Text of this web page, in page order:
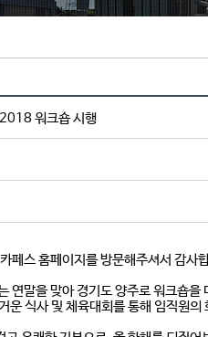
워크숍 시행
페스 홈페이지를 방문해주셔서 감사
말을 맞아 경기도 양주로 워크숍을
운 식사 및 체육대회를 통해 임직원